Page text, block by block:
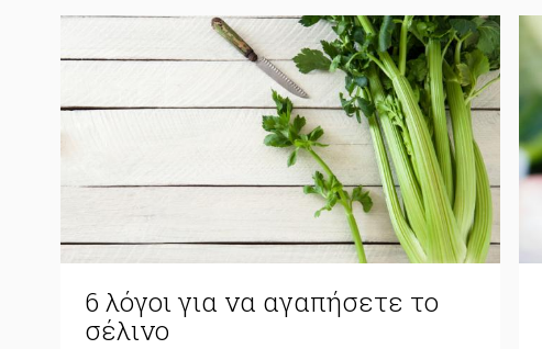
6 λόγοι για να αγαπήσετε το
σέλινο